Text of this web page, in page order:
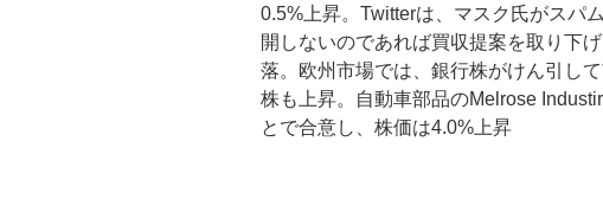
0.5%上昇。Twitterは、マスク氏がスパ
開しないのであれば買収提案を取り下
落。欧州市場では、銀行株がけん引し
株も上昇。自動車部品のMelrose
とで合意し、株価は4.0%上昇